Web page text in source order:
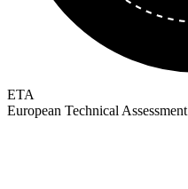
ETA
European Technical Assessment